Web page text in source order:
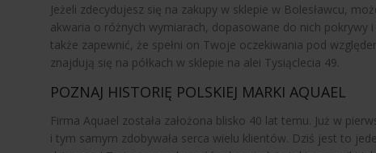
Jeżeli zdecydujesz się na zakupy w sklepie w Bolesławcu,
akwaria o różnych wymiarach, dopasowane do nich
także zapewnić, że spełni on Twoje oczekiwania pod
znajdują się na półkach w sklepie na alei Tysiąclecia 49.
POZNAJ HISTORIĘ POLSKIEJ MARKI AQUAEL
Firma Aquael została założona blisko 40 lat temu. Już w
i tym samym zdobywała serca wielu klientów. Dziś jest to